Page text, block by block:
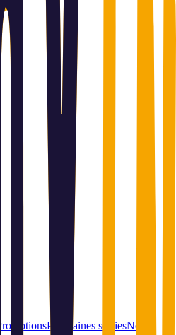
PromotionsProchaines sortiesNos